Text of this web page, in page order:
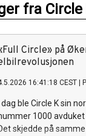
fra Circle
Circle» på
16:41:18 CEST
I dag ble Circle K sin
1000 avduket
skjedde på